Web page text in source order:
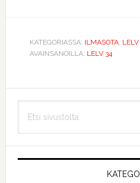
KATEGORIASSA: ILMASOTA,
AVAINSANOILLA: LELV 34
Ensisijainen
sivupalkki
sivustolta